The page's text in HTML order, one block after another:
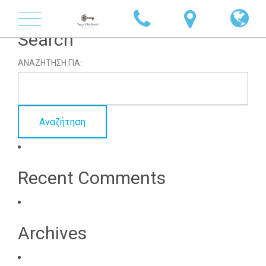
Toggle
navigation
Search
ΑΝΑΖΉΤΗΣΗ ΓΙΑ:
Recent Comments
Archives